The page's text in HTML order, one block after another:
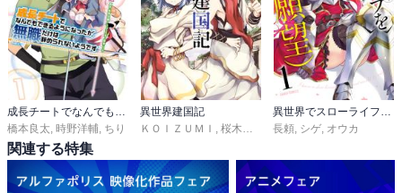
橋本良太 時野洋輔 ちり
異世界建国記
ＫＯＩＺＵＭＩ
桜木桜 屡那長頼 シゲ オウカ
関連する特集